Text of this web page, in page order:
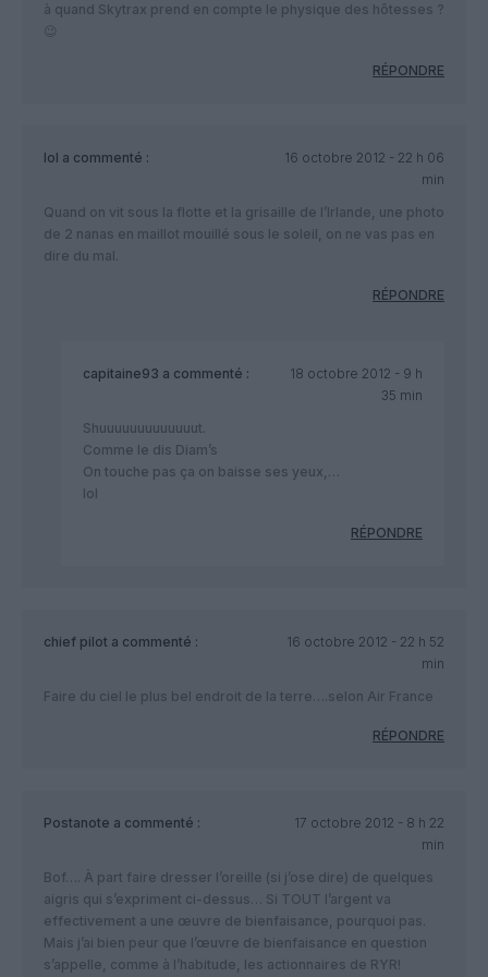
à quand Skytrax prend en compte le physique des hôtesses ?
😉
RÉPONDRE
lol a commenté :
16 octobre 2012 - 22 h 06
min
Quand on vit sous la flotte et la grisaille de l’Irlande, une photo
de 2 nanas en maillot mouillé sous le soleil, on ne vas pas en
dire du mal.
RÉPONDRE
capitaine93 a commenté :
18 octobre 2012 - 9 h
35 min
Shuuuuuuuuuuuuut.
Comme le dis Diam’s
On touche pas ça on baisse ses yeux,…
lol
RÉPONDRE
chief pilot a commenté :
16 octobre 2012 - 22 h 52
min
Faire du ciel le plus bel endroit de la terre….selon Air France
RÉPONDRE
Postanote a commenté :
17 octobre 2012 - 8 h 22
min
Bof…. À part faire dresser l’oreille (si j’ose dire) de quelques
aigris qui s’expriment ci-dessus… Si TOUT l’argent va
effectivement a une œuvre de bienfaisance, pourquoi pas.
Mais j’ai bien peur que l’œuvre de bienfaisance en question
s’appelle, comme à l’habitude, les actionnaires de RYR!